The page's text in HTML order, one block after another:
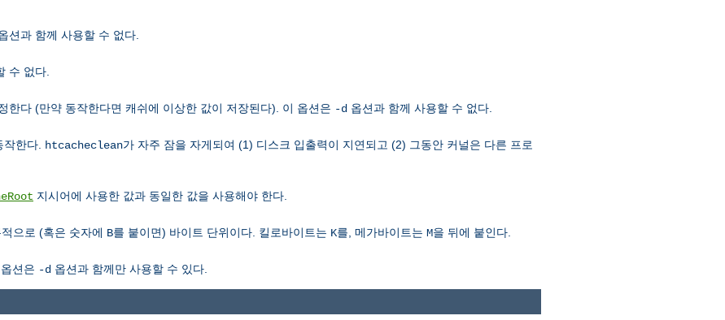
션과 함께 사용할 수 없다.
수 없다.
한다 (만약 동작한다면 캐쉬에 이상한 값이 저장된다). 이 옵션은 -d 옵션과 함께 사용할 수 없다.
한다.
htcacheclean가 자주 잠을 자게되여 (1) 디스크 입출력이 지연되고 (2) 그동안 커널은 다른 프로
지시어에 사용한 값과 동일한 값을 사용해야 한다.
으로 (혹은 숫자에 B를 붙이면) 바이트 단위이다. 킬로바이트는 K를, 메가바이트는 M을 뒤에 붙인다.
션은 -d 옵션과 함께만 사용할 수 있다.